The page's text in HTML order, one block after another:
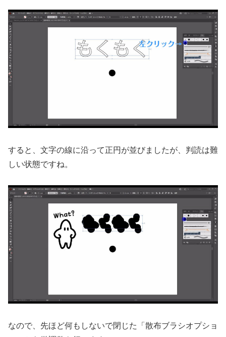
すると、文字の線に沿って正円が並びましたが、判読は難
しい状態ですね。
なので、先ほど何もしないで閉じた「散布ブラシオプショ